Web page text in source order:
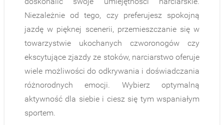
Niezależnie od tego, czy preferujesz spokojną
jazdę w pięknej scenerii, przemieszczanie się w
towarzystwie ukochanych czworonogów czy
ekscytujące zjazdy ze stoków, narciarstwo oferuje
wiele możliwości do odkrywania i doświadczania
różnorodnych emocji. Wybierz optymalną
aktywność dla siebie i ciesz się tym wspaniałym
sportem.